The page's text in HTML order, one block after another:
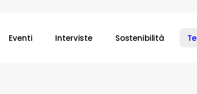
Eventi Interviste Sostenibilità